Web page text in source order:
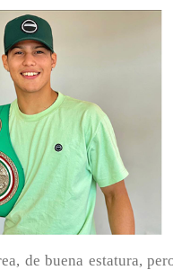
de buena estatura,